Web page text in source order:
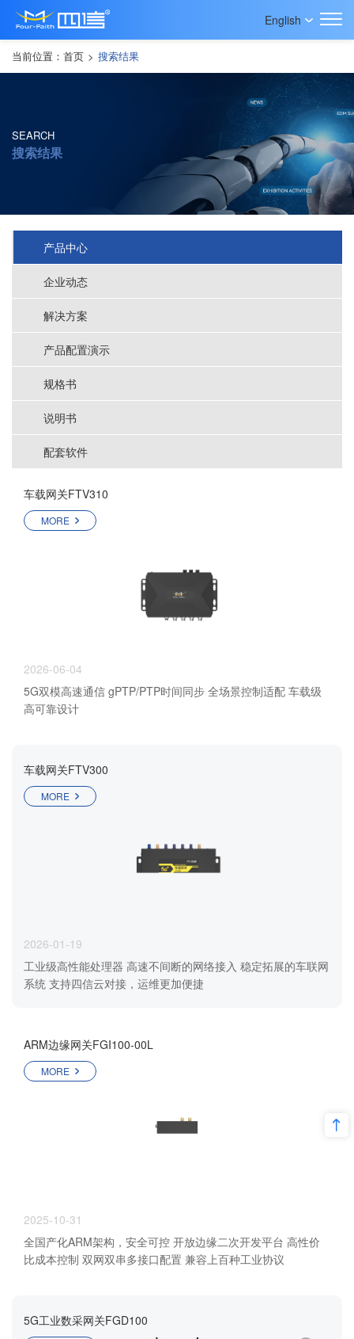
English
当前位置： 首页 > 搜索结果
SEARCH
搜索结果
产品中心
企业动态
解决方案
产品配置演示
规格书
说明书
配套软件
车载网关FTV310
MORE
2026-06-04
5G双模高速通信 gPTP/PTP时间同步 全场景控制适配 车载级
高可靠设计
车载网关FTV300
MORE
2026-01-19
工业级高性能处理器 高速不间断的网络接入 稳定拓展的车联网
系统 支持四信云对接，运维更加便捷
ARM边缘网关FGI100-00L
MORE
2025-10-31
全国产化ARM架构，安全可控 开放边缘二次开发平台 高性价
比成本控制 双网双串多接口配置 兼容上百种工业协议
5G工业数采网关FGD100